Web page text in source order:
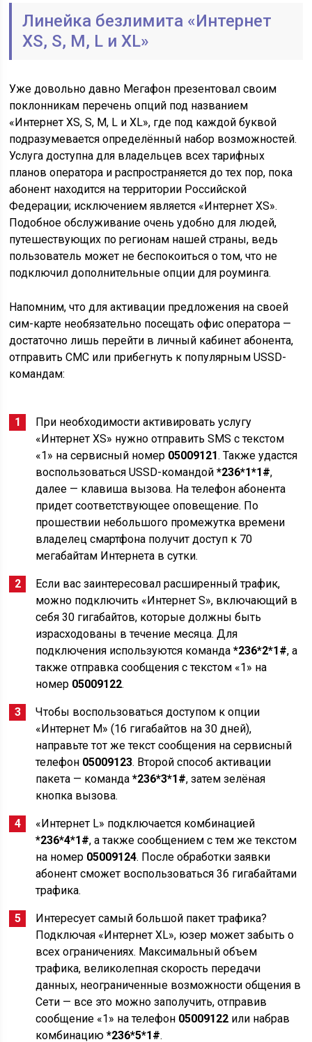
Линейка безлимита «Интернет
XS, S, M, L и XL»
Уже довольно давно Мегафон презентовал своим
поклонникам перечень опций под названием
«Интернет XS, S, M, L и XL», где под каждой буквой
подразумевается определённый набор возможностей.
Услуга доступна для владельцев всех тарифных
планов оператора и распространяется до тех пор, пока
абонент находится на территории Российской
Федерации; исключением является «Интернет XS».
Подобное обслуживание очень удобно для людей,
путешествующих по регионам нашей страны, ведь
пользователь может не беспокоиться о том, что не
подключил дополнительные опции для роуминга.
Напомним, что для активации предложения на своей
сим-карте необязательно посещать офис оператора —
достаточно лишь перейти в личный кабинет абонента,
отправить СМС или прибегнуть к популярным USSD-
командам:
При необходимости активировать услугу
«Интернет XS» нужно отправить SMS с текстом
«1» на сервисный номер 05009121. Также удастся
воспользоваться USSD-командой*236*1*1#,
далее — клавиша вызова. На телефон абонента
придет соответствующее оповещение. По
прошествии небольшого промежутка времени
владелец смартфона получит доступ к 70
мегабайтам Интернета в сутки.
Если вас заинтересовал расширенный трафик,
можно подключить «Интернет S», включающий в
себя 30 гигабайтов, которые должны быть
израсходованы в течение месяца. Для
подключения используются команда*236*2*1#, а
также отправка сообщения с текстом «1» на
номер 05009122.
Чтобы воспользоваться доступом к опции
«Интернет M» (16 гигабайтов на 30 дней),
направьте тот же текст сообщения на сервисный
телефон 05009123. Второй способ активации
пакета — команда*236*3*1#, затем зелёная
кнопка вызова.
«Интернет L» подключается комбинацией
*236*4*1#, а также сообщением с тем же текстом
на номер 05009124. После обработки заявки
абонент сможет воспользоваться 36 гигабайтами
трафика.
Интересует самый большой пакет трафика?
Подключая «Интернет XL», юзер может забыть о
всех ограничениях. Максимальный объем
трафика, великолепная скорость передачи
данных, неограниченные возможности общения в
Сети — все это можно заполучить, отправив
сообщение «1» на телефон 05009122 или набрав
комбинацию*236*5*1#.